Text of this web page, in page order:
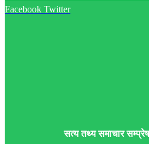
Facebook Twitter
सत्य तथ्य समाचार